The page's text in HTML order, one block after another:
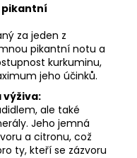
pikantní
za jeden z
pikantní notu a
kurkuminu,
jeho účinků.
výživa:
ale také
Jeho jemná
a citronu, což
ty, kteří se zázvoru